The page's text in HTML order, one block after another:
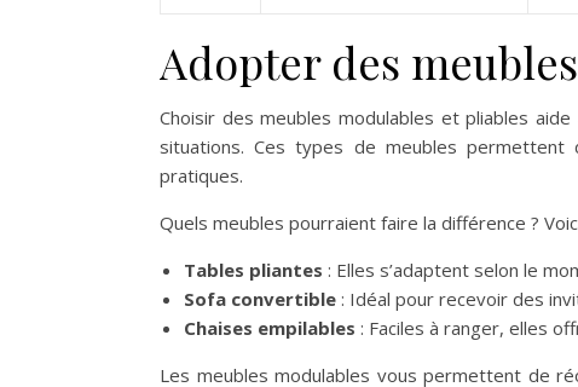
Adopter des
Choisir des meubles modulables et pliables aide
situations. Ces types de meubles
pratiques.
Quels meubles pourraient faire la différence ?
Tables pliantes : Elles s’adaptent selon le
Sofa convertible : Idéal pour recevoir des
Chaises empilables : Faciles à ranger, elles
Les meubles modulables vous permettent de